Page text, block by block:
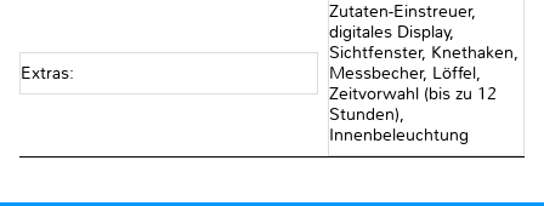
Extras:
Zutaten-Einstreuer,
digitales Display,
Sichtfenster, Knethaken,
Messbecher, Löffel,
Zeitvorwahl (bis zu 12
Stunden),
Innenbeleuchtung